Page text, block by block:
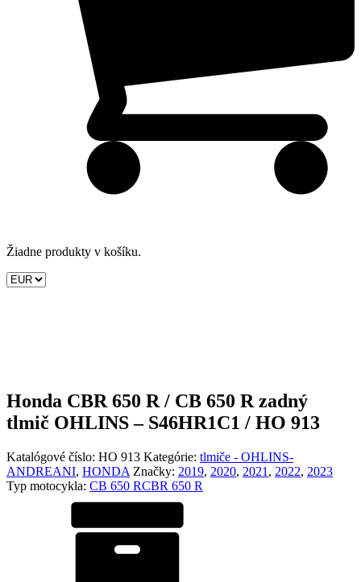
Žiadne produkty v košíku.
Honda CBR 650 R / CB 650 R zadný
tlmič OHLINS – S46HR1C1 / HO 913
Katalógové číslo: HO 913 Kategórie: tlmiče - OHLINS-
ANDREANI, HONDA Značky: 2019, 2020, 2021 , 2022, 2023
Typ motocykla: CB 650 RCBR 650 R